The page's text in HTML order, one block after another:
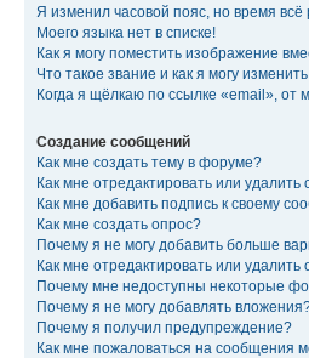
Я изменил часовой пояс, но время
Моего языка нет в списке!
Как я могу поместить изображение
Что такое звание и как я могу
Когда я щёлкаю по ссылке «email»,
Создание сообщений
Как мне создать тему в форуме?
Как мне отредактировать или
Как мне добавить подпись к своему
Как мне создать опрос?
Почему я не могу добавить больше
Как мне отредактировать или удалить
Почему мне недоступны некоторые
Почему я не могу добавлять
Почему я получил предупреждение?
Как мне пожаловаться на сообщения